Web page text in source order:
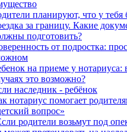
планируют, что у тебя
за границу. Какие
подготовить?
от подростка:
на приеме у нотариуса:
это возможно?
наследник - ребёнок
нотариус помогает
вопрос»
родители возьмут под